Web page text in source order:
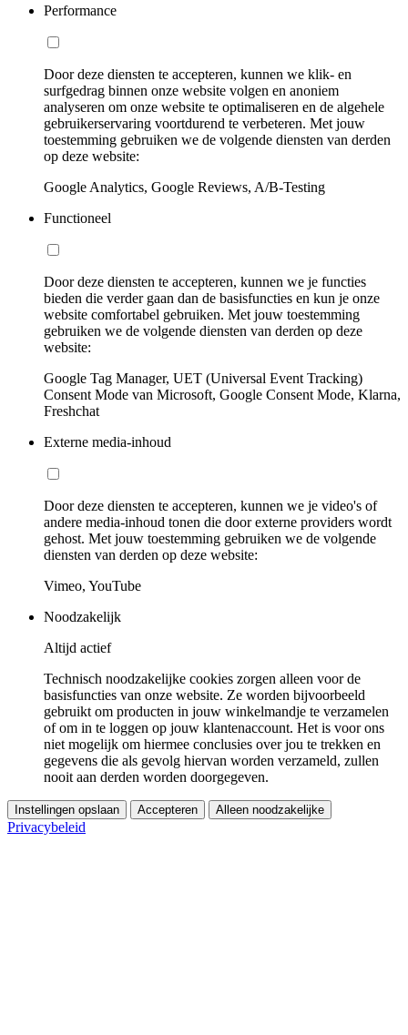
Performance
Door deze diensten te accepteren, kunnen we klik- en
surfgedrag binnen onze website volgen en anoniem
analyseren om onze website te optimaliseren en de algehele
gebruikerservaring voortdurend te verbeteren. Met jouw
toestemming gebruiken we de volgende diensten van derden
op deze website:
Google Analytics, Google Reviews, A/B-Testing
Functioneel
Door deze diensten te accepteren, kunnen we je functies
bieden die verder gaan dan de basisfuncties en kun je onze
website comfortabel gebruiken. Met jouw toestemming
gebruiken we de volgende diensten van derden op deze
website:
Google Tag Manager, UET (Universal Event Tracking)
Consent Mode van Microsoft, Google Consent Mode, Klarna,
Freshchat
Externe media-inhoud
Door deze diensten te accepteren, kunnen we je video's of
andere media-inhoud tonen die door externe providers wordt
gehost. Met jouw toestemming gebruiken we de volgende
diensten van derden op deze website:
Vimeo, YouTube
Noodzakelijk
Altijd actief
Technisch noodzakelijke cookies zorgen alleen voor de
basisfuncties van onze website. Ze worden bijvoorbeeld
gebruikt om producten in jouw winkelmandje te verzamelen
of om in te loggen op jouw klantenaccount. Het is voor ons
niet mogelijk om hiermee conclusies over jou te trekken en
gegevens die als gevolg hiervan worden verzameld, zullen
nooit aan derden worden doorgegeven.
Instellingen opslaan Accepteren Alleen noodzakelijke
Privacybeleid